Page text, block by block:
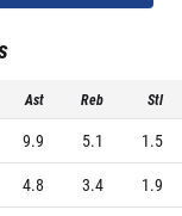
Ast Reb Stl
9.9 5.1
1.5
4.8 3.4
1.9